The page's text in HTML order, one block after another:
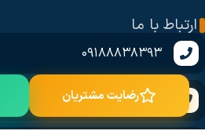
ارتباط با ما
09188838393
09373998393
رضایت مشتریان